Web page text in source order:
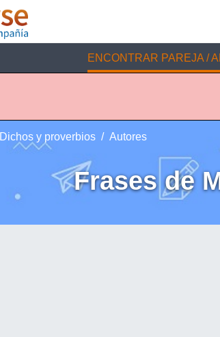
ENCONTRAR PAREJA /
Dichos y proverbios Autores
Frases de